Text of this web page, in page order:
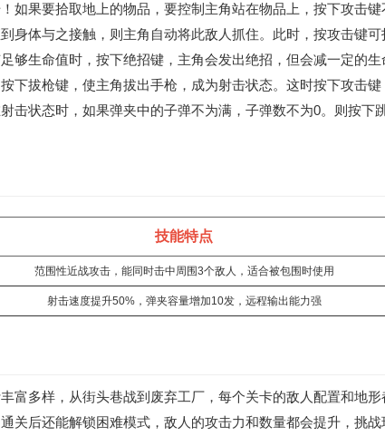
如果要拾取地上的物品，要控制主角站在物品上，按下攻击键
身体与之接触，则主角自动将此敌人抓住。此时，按攻击键
够生命值时，按下绝招键，主角会发出绝招，但会减一定的
下拔枪键，使主角拔出手枪，成为射击状态。这时按下攻击
击状态时，如果弹夹中的子弹不为满，子弹数不为0。则按下
技能特点
范围性近战攻击，能同时击中周围3个敌人，适合被包围时使用
射击速度提升50%，弹夹容量增加10发，远程输出能力强
丰富多样，从街头巷战到废弃工厂，每个关卡的敌人配置和地
关后还能解锁困难模式，敌人的攻击力和数量都会提升，挑战